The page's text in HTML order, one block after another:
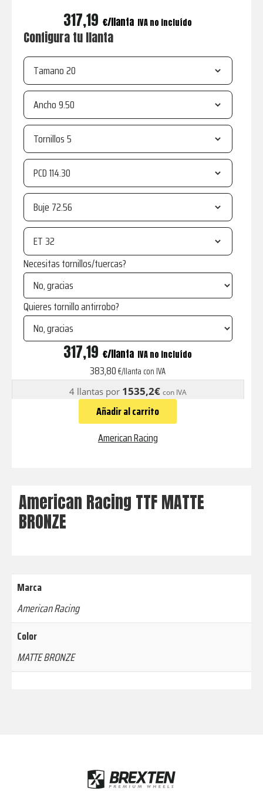
317,19 € IVA no incluído
Configura tu llanta
Tamano
Ancho
Tornillos
PCD
Buje
ET
Necesitas tornillos/tuercas?
Quieres tornillo antirrobo?
BRONZE
cantidad
317,19 € IVA no incluído
383,80€/llanta con IVA
4 llantas por 1535,2€ con IVA
Añadir al carrito
American Racing
American Racing TTF MATTE
BRONZE
Marca
American Racing
Color
MATTE BRONZE